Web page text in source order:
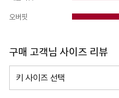
오버핏
구매 고객님 사이즈 리뷰